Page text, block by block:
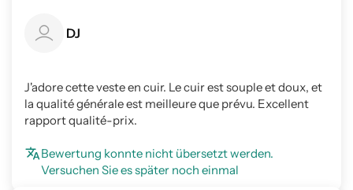
DJ
J'adore cette veste en cuir. Le cuir est souple et doux, et
la qualité générale est meilleure que prévu. Excellent
rapport qualité-prix.
Bewertung konnte nicht übersetzt werden.
Versuchen Sie es später noch einmal